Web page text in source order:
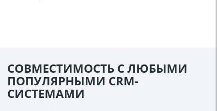
СОВМЕСТИМОСТЬ С ЛЮБЫМИ
ПОПУЛЯРНЫМИ CRM-
СИСТЕМАМИ